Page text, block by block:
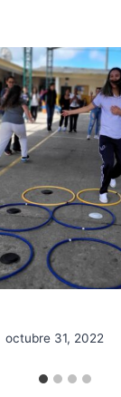
octubre 31, 2022